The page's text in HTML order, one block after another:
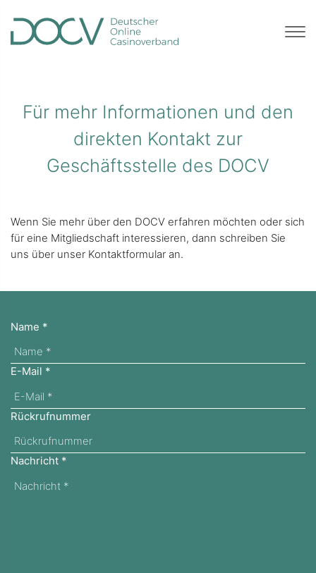
Für mehr Informationen und den
direkten Kontakt zur
Geschäftsstelle des DOCV
Wenn Sie mehr über den DOCV erfahren möchten oder sich
für eine Mitgliedschaft interessieren, dann schreiben Sie
uns über unser Kontaktformular an.
Name *
E-Mail *
Rückrufnummer
Nachricht *